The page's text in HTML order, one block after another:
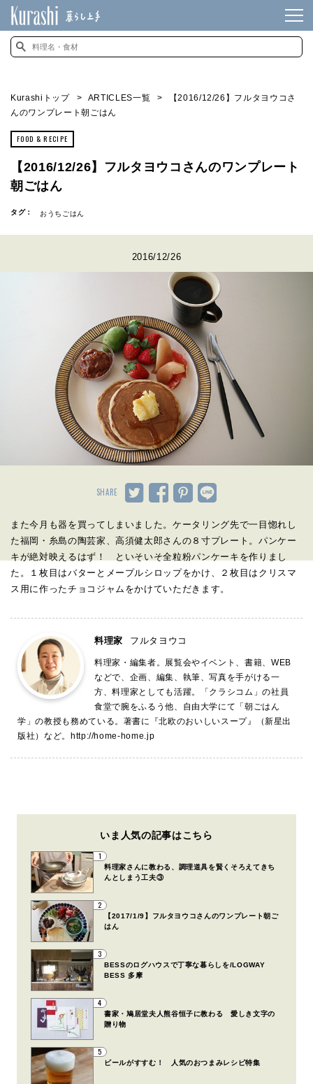
Kurashiトップ ARTICLES一覧
【2016/12/26】フルタヨウコさ
んのワンプレート朝ごはん
FOOD & RECIPE
【2016/12/26】フルタヨウコさんのワンプレート
朝ごはん
タグ： おうちごはん
2016/12/26
SHARE
また今月も器を買ってしまいました。ケータリング先で一目惚れし
た福岡・糸島の陶芸家、高須健太郎さんの８寸プレート。パンケー
キが絶対映えるはず！ といそいそ全粒粉パンケーキを作りまし
た。１枚目はバターとメープルシロップをかけ、２枚目はクリスマ
ス用に作ったチョコジャムをかけていただきます。
料理家 フルタヨウコ
料理家・編集者。展覧会やイベント、書籍、WEB
などで、企画、編集、執筆、写真を手がける一
方、料理家としても活躍。「クラシコム」の社員
食堂で腕をふるう他、自由大学にて「朝ごはん
学」の教授も務めている。著書に『北欧のおいしいスープ』（新星出
版社）など。 http://home-home.jp
いま人気の記事はこちら
1
料理家さんに教わる、調理道具を賢くそろえてきち
んとしまう工夫③
2
【2017/1/9】フルタヨウコさんのワンプレート朝ご
はん
3
BESSのログハウスで丁寧な暮らしを/LOGWAY
BESS 多摩
4
書家・鳩居堂夫人熊谷恒子に教わる 愛しき文字の
贈り物
5
ビールがすすむ！ 人気のおつまみレシピ特集